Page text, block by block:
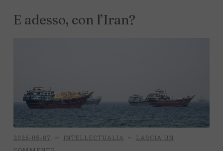
E adesso, con l’Iran?
2026-05-07 ~ INTELLECTUALIA ~
LASCIA UN